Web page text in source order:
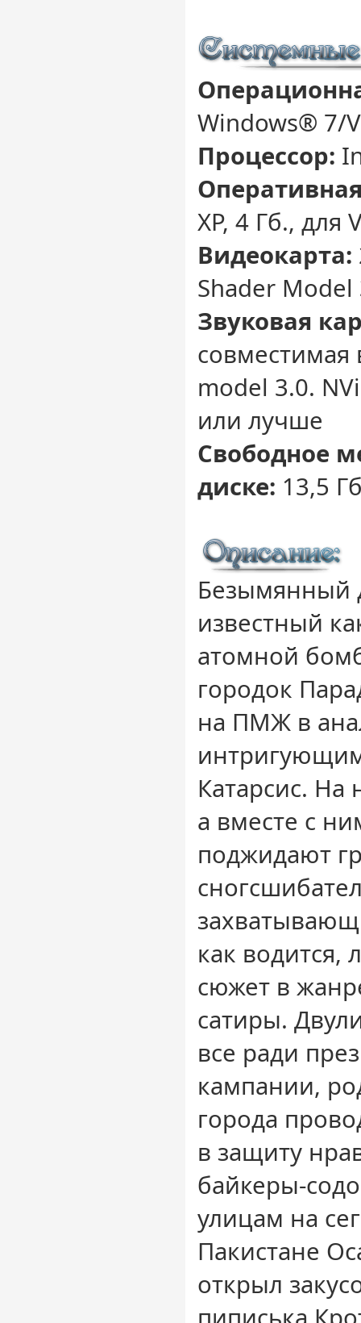
Windows® 7/
Процессор:
XP, 4 Гб., для
Видеокарта:
Shader Model
Звуковая
совместимая
model 3.0.
или лучше
Свободное
диске: 13,5
Безымянный
известный
атомной
городок
на ПМЖ в
Катарсис. На
а вместе с
поджидают
как водится,
сюжет в
сатиры.
все ради
кампании,
города
в защиту
байкеры-
улицам на
Пакистане
открыл